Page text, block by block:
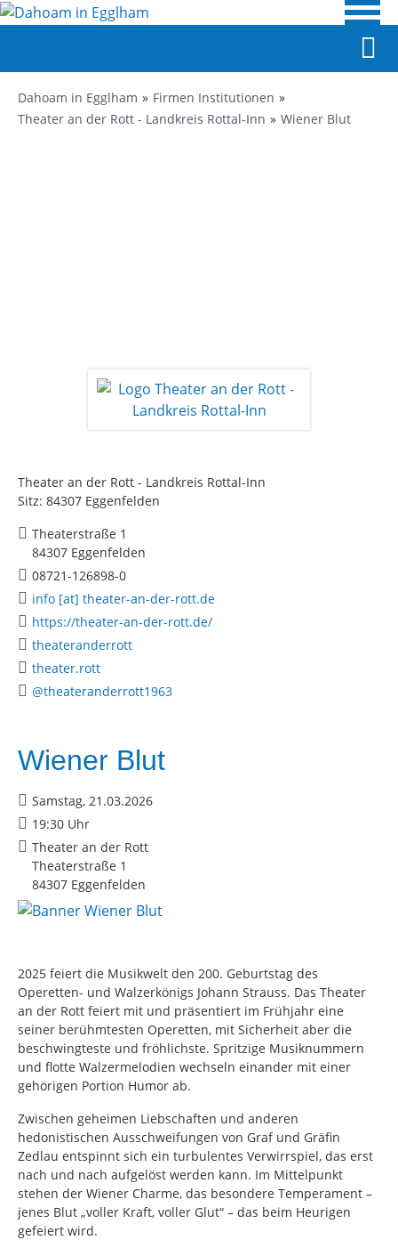
Dahoam in Egglham
Firmen Institutionen
Theater an der Rott - Landkreis Rottal-Inn
Wiener Blut
Theater an der Rott - Landkreis Rottal-Inn
Sitz: 84307 Eggenfelden
Theaterstraße 1
84307 Eggenfelden
08721-126898-0
info [at] theater-an-der-rott.de
https://theater-an-der-rott.de/
theateranderrott
theater.rott
@theateranderrott1963
Wiener Blut
Samstag, 21.03.2026
19:30 Uhr
Theater an der Rott
Theaterstraße 1
84307 Eggenfelden
2025 feiert die Musikwelt den 200. Geburtstag des
Operetten- und Walzerkönigs Johann Strauss. Das Theater
an der Rott feiert mit und präsentiert im Frühjahr eine
seiner berühmtesten Operetten, mit Sicherheit aber die
beschwingteste und fröhlichste. Spritzige Musiknummern
und flotte Walzermelodien wechseln einander mit einer
gehörigen Portion Humor ab.
Zwischen geheimen Liebschaften und anderen
hedonistischen Ausschweifungen von Graf und Gräfin
Zedlau entspinnt sich ein turbulentes Verwirrspiel, das erst
nach und nach aufgelöst werden kann. Im Mittelpunkt
stehen der Wiener Charme, das besondere Temperament –
jenes Blut „voller Kraft, voller Glut“ – das beim Heurigen
gefeiert wird.